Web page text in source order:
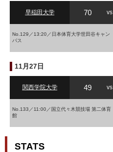
早稲田大学 70 vs
No.129／13:20／日本体育大学世田谷キャン
パス
11月27日
関西学院大学 49 vs
No.133／11:00／国立代々木競技場 第二体育
館
STATS